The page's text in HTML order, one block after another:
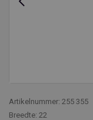
Artikelnummer: 255 355
Breedte: 22